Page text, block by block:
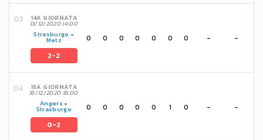
14A GIORNATA
13/12/2020 14:00
Strasburgo -
Metz
2-2
0 0 0 0 0 0 0 - -
15A GIORNATA
16/12/2020 18:00
Angers -
Strasburgo
0-2
0 0 0 0 0 1 0 - -